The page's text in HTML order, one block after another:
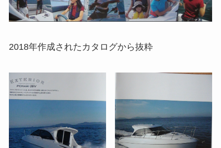
2018年作成されたカタログから抜粋